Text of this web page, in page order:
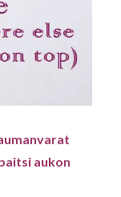
aukon